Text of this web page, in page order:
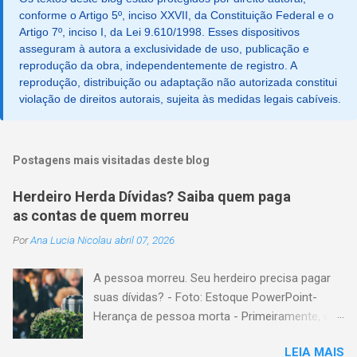
conforme o Artigo 5º, inciso XXVII, da Constituição Federal e o
Artigo 7º, inciso I, da Lei 9.610/1998. Esses dispositivos
asseguram à autora a exclusividade de uso, publicação e
reprodução da obra, independentemente de registro. A
reprodução, distribuição ou adaptação não autorizada constitui
violação de direitos autorais, sujeita às medidas legais cabíveis.
Postagens mais visitadas deste blog
Herdeiro Herda Dívidas? Saiba quem paga
as contas de quem morreu
PorAna Lucia Nicolau abril 07, 2026
A pessoa morreu. Seu herdeiro precisa pagar
suas dívidas? - Foto: Estoque PowerPoint-
Herança de pessoa morta - Primeiramente, é
LEIA MAIS